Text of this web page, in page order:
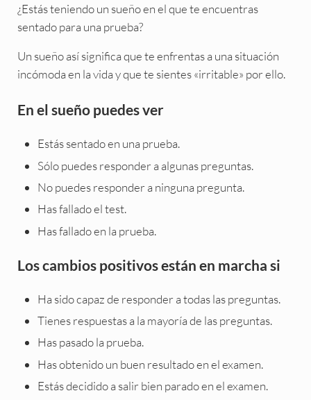
¿Estás teniendo un sueño en el que te encuentras
sentado para una prueba?
Un sueño así significa que te enfrentas a una situación
incómoda en la vida y que te sientes «irritable» por ello.
En el sueño puedes ver
Estás sentado en una prueba.
Sólo puedes responder a algunas preguntas.
No puedes responder a ninguna pregunta.
Has fallado el test.
Has fallado en la prueba.
Los cambios positivos están en marcha si
Ha sido capaz de responder a todas las preguntas.
Tienes respuestas a la mayoría de las preguntas.
Has pasado la prueba.
Has obtenido un buen resultado en el examen.
Estás decidido a salir bien parado en el examen.